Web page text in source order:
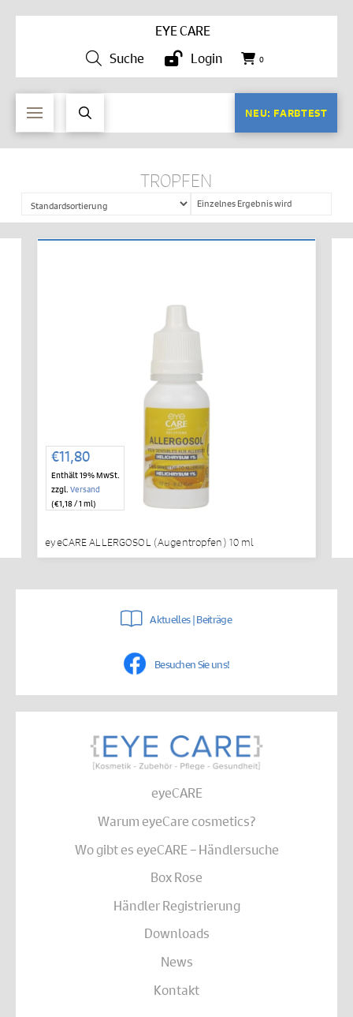
EYE CARE
Suche
Login 0
NEU: FARBTEST
TROPFEN
Einzelnes Ergebnis wird
angezeigt
€11,80
Enthält 19% MwSt.
zzgl. Versand
(€1,18/ 1 ml)
IN DEN WARENKORB
eyeCARE ALLERGOSOL (Augentropfen) 10 ml
Aktuelles | Beiträge
Besuchen Sie uns!
eyeCARE
Warum eyeCare cosmetics?
Wo gibt es eyeCARE – Händlersuche
Box Rose
Händler Registrierung
Downloads
News
Kontakt